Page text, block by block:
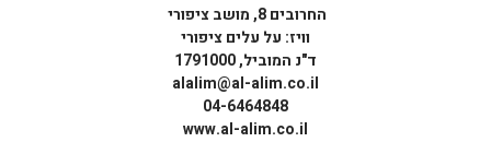
החרובים 8, מושב ציפורי
וויז: על עלים ציפורי
ד"נ המוביל, 1791000
alalim@al-alim.co.il
04-6464848
www.al-alim.co.il